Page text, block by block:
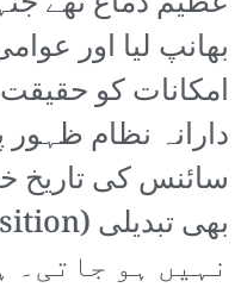
بھانپ لیا اور
امکانات کو
دارانہ نظام ظہور
سائنس کی تاریخ
نہیں ہو جاتی۔